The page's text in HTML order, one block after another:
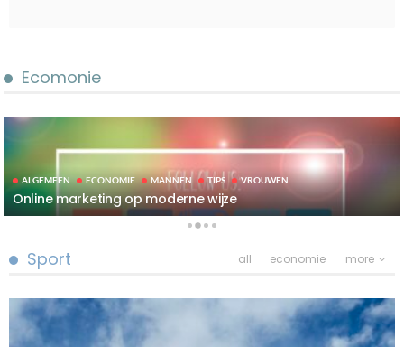
Ecomonie
ALGEMEEN ECONOMIE MANNEN TIPS VROUWEN
Online marketing op moderne wijze
Sport all economie more